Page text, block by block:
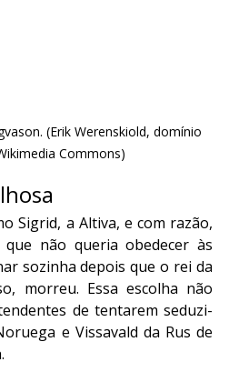
(Erik Werenskiold, domínio
Commons)
Sigrid, a Altiva, e com razão,
não queria obedecer às
sozinha depois que o rei da
morreu. Essa escolha não
de tentarem seduzi-
e Vissavald da Rus de